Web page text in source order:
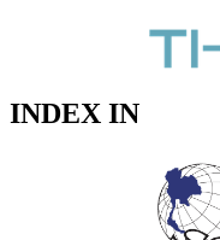
INDEX IN